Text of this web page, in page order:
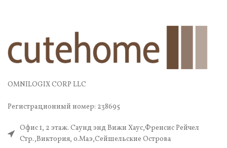
OMNILOGIX CORP LLC
Регистрационный номер: 238695
Офис 1, 2 этаж. Саунд энд Вижн Хаус,Френсис Рейчел
Стр.,Виктория, о.Маэ,Сейшельские Острова